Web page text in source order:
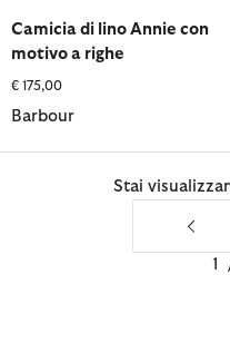
Camicia di lino Annie con
motivo a righe
€ 175,00
Barbour
Stai
1